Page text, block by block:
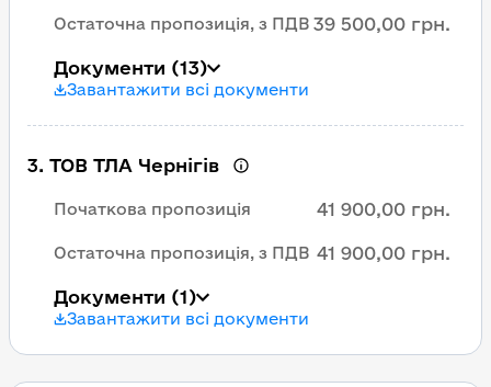
Остаточна пропозиція, з ПДВ 39 500,00 грн.
Документи (13)
Завантажити всі документи
3. ТОВ ТЛА Чернігів
Початкова пропозиція 41 900,00 грн.
Остаточна пропозиція, з ПДВ 41 900,00 грн.
Документи (1)
Завантажити всі документи